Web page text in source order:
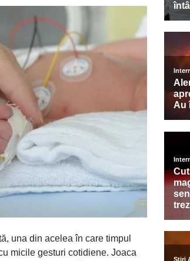
una din acelea în care timpul
micile gesturi cotidiene. Joaca